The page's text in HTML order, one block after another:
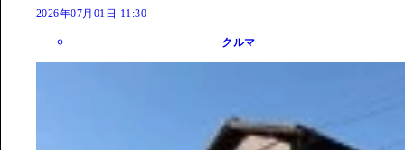
2026年07月01日 11:30
クルマ